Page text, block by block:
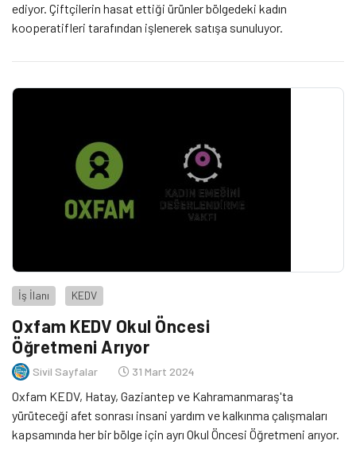
ediyor. Çiftçilerin hasat ettiği ürünler bölgedeki kadın
kooperatifleri tarafından işlenerek satışa sunuluyor.
İş İlanı KEDV
Oxfam KEDV Okul Öncesi
Öğretmeni Arıyor
Sivil Sayfalar 31 Mart 2024
Oxfam KEDV, Hatay, Gaziantep ve Kahramanmaraş'ta
yürüteceği afet sonrası insani yardım ve kalkınma çalışmaları
kapsamında her bir bölge için ayrı Okul Öncesi Öğretmeni arıyor.